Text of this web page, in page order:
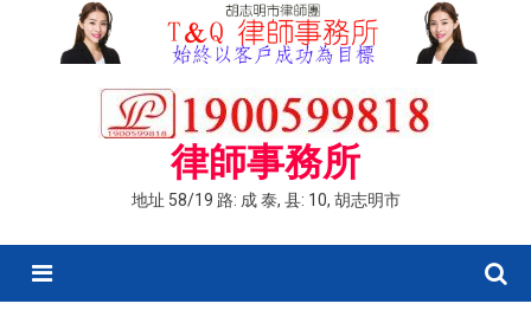
律師事務所
地址 58/19 路: 成 泰, 县: 10, 胡志明市
Menu